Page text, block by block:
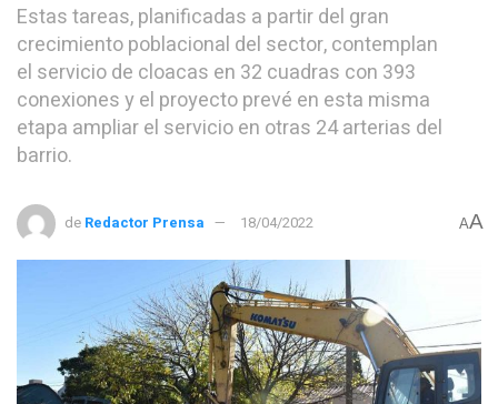
Estas tareas, planificadas a partir del gran
crecimiento poblacional del sector, contemplan
el servicio de cloacas en 32 cuadras con 393
conexiones y el proyecto prevé en esta misma
etapa ampliar el servicio en otras 24 arterias del
barrio.
de Redactor Prensa 18/04/2022 AA